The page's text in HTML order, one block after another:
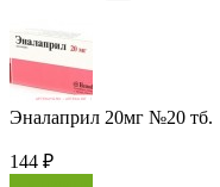
Эналаприл 20мг №20 тб.
144 ₽